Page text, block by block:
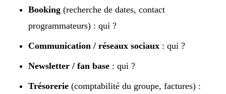
Booking (recherche de dates, contact
programmateurs) : qui ?
Communication / réseaux sociaux : qui ?
Newsletter / fan base : qui ?
Trésorerie (comptabilité du groupe, factures) :